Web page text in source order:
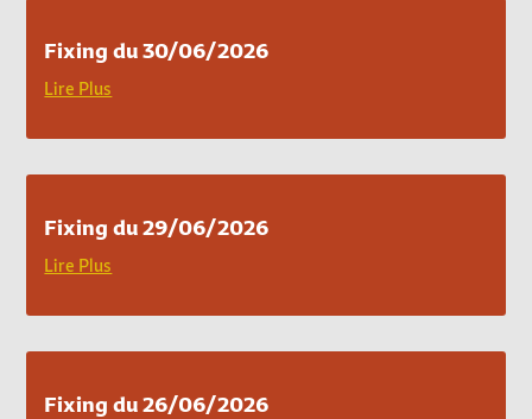
Fixing du 30/06/2026
Lire Plus
Fixing du 29/06/2026
Lire Plus
Fixing du 26/06/2026